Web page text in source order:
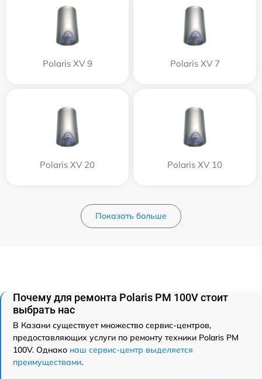
Polaris XV 9 Polaris XV 7
Polaris XV 20 Polaris XV 10
Показать больше
Почему для ремонта Polaris PM 100V стоит
выбрать нас
В Казани существует множество сервис-центров,
предоставляющих услуги по ремонту техники Polaris PM
100V. Однако наш сервис-центр выделяется
преимуществами.